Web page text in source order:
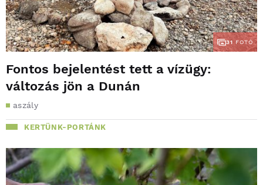
31 FOTÓ
Fontos bejelentést tett a vízügy:
változás jön a Dunán
aszály
KERTÜNK-PORTÁNK